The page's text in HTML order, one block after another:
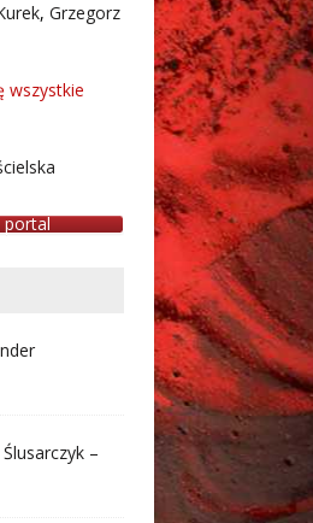
, Grzegorz
wszystkie
portal
–